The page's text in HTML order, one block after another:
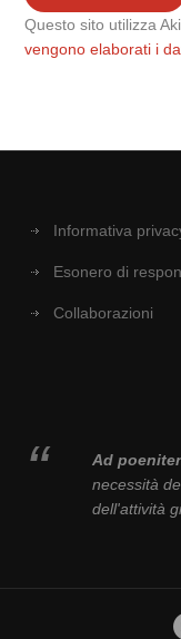
Questo sito utilizza
vengono elaborati i
Informativa
Esonero di
Collaborazioni
Ad
necessità
dell'attività